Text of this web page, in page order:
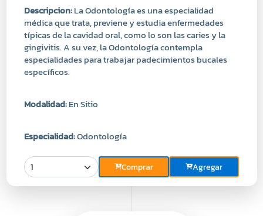
gingivitis. A su vez, la Odontología contempla
especialidades para trabajar padecimientos bucales
específicos.
Modalidad:En Sitio
Especialidad:Odontología
Comprar
70.00